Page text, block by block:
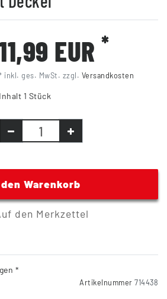
EUR*
inkl. ges. MwSt. zzgl. Versandkosten
Inhalt 1 Stück
Warenkorb
den Merkzettel
*
Artikelnummer 714438